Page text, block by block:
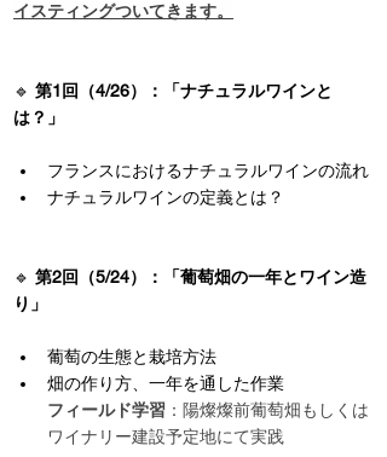
イスティングついてきます。
🔹 第1回（4/26）：「ナチュラルワインと
は？」
フランスにおけるナチュラルワインの流れ
ナチュラルワインの定義とは？
🔹 第2回（5/24）：「葡萄畑の一年とワイン造
り」
葡萄の生態と栽培方法
畑の作り方、一年を通した作業
フィールド学習 ：陽燦燦前葡萄畑もしくは
ワイナリー建設予定地にて実践